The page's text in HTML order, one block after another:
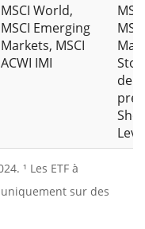
MSCI World,
MSCI Emerging
Markets, MSCI
ACWI IMI
de
¹ Les ETF à
sur des